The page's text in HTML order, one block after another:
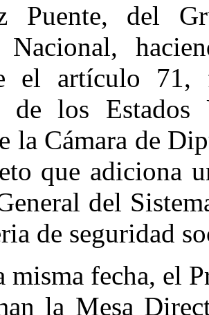
Puente, del
Nacional,
el artículo 71,
de los Estados
la Cámara de
que adiciona
del
de seguridad
fecha, el
la Mesa